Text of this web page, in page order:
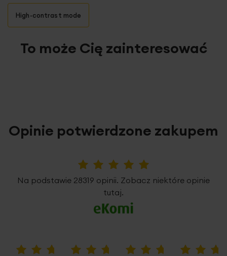
High-contrast mode
To może Cię zainteresować
Opinie potwierdzone zakupem
Na podstawie 28319 opinii. Zobacz niektóre opinie
tutaj.